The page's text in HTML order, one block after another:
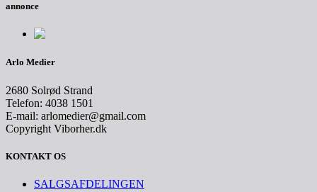
annonce
Arlo Medier
2680 Solrød Strand
Telefon: 4038 1501
E-mail: arlomedier@gmail.com
Copyright Viborher.dk
KONTAKT OS
SALGSAFDELINGEN